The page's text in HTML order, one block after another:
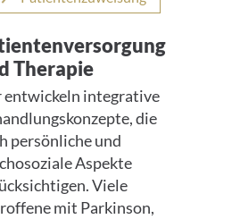
Therapie
entwickeln integrative
die
persönliche und
Aspekte
Viele
mit Parkinson,